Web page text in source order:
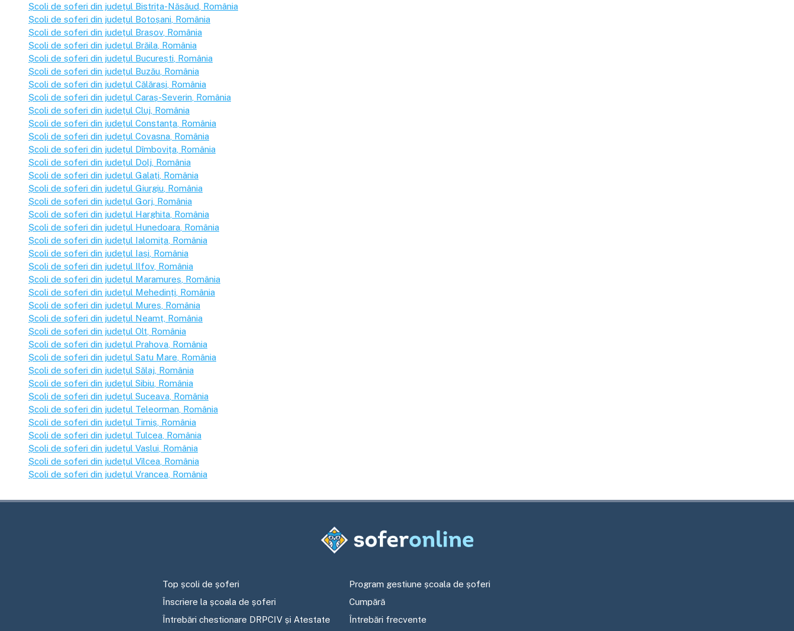
Școli de șoferi din județul Bistrița-Năsăud , România
Școli de șoferi din județul Botoșani , România
Școli de șoferi din județul Brașov , România
Școli de șoferi din județul Brăila , România
Școli de șoferi din județul București , România
Școli de șoferi din județul Buzău , România
Școli de șoferi din județul Călărași , România
Școli de șoferi din județul Caraș-Severin , România
Școli de șoferi din județul Cluj , România
Școli de șoferi din județul Constanța , România
Școli de șoferi din județul Covasna , România
Școli de șoferi din județul Dîmbovița , România
Școli de șoferi din județul Dolj , România
Școli de șoferi din județul Galați , România
Școli de șoferi din județul Giurgiu , România
Școli de șoferi din județul Gorj , România
Școli de șoferi din județul Harghita , România
Școli de șoferi din județul Hunedoara , România
Școli de șoferi din județul Ialomița , România
Școli de șoferi din județul Iași , România
Școli de șoferi din județul Ilfov , România
Școli de șoferi din județul Maramureș , România
Școli de șoferi din județul Mehedinți , România
Școli de șoferi din județul Mureș , România
Școli de șoferi din județul Neamț , România
Școli de șoferi din județul Olt , România
Școli de șoferi din județul Prahova , România
Școli de șoferi din județul Satu Mare , România
Școli de șoferi din județul Sălaj , România
Școli de șoferi din județul Sibiu , România
Școli de șoferi din județul Suceava , România
Școli de șoferi din județul Teleorman , România
Școli de șoferi din județul Timiș , România
Școli de șoferi din județul Tulcea , România
Școli de șoferi din județul Vaslui , România
Școli de șoferi din județul Vîlcea , România
Școli de șoferi din județul Vrancea , România
Top școli de șoferi
Înscriere la școala de șoferi
Întrebări chestionare DRPCIV și Atestate
Program gestiune școala de șoferi
Cumpără
Întrebări frecvente